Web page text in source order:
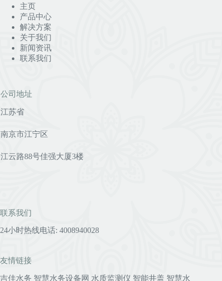
主页
产品中心
解决方案
关于我们
新闻资讯
联系我们
公司地址
江苏省
南京市江宁区
江云路88号佳强大厦3楼
联系我们
24小时热线电话: 4008940028
友情链接
吉佳水务 智慧水务设备网 水质监测仪 智能井盖 智慧水